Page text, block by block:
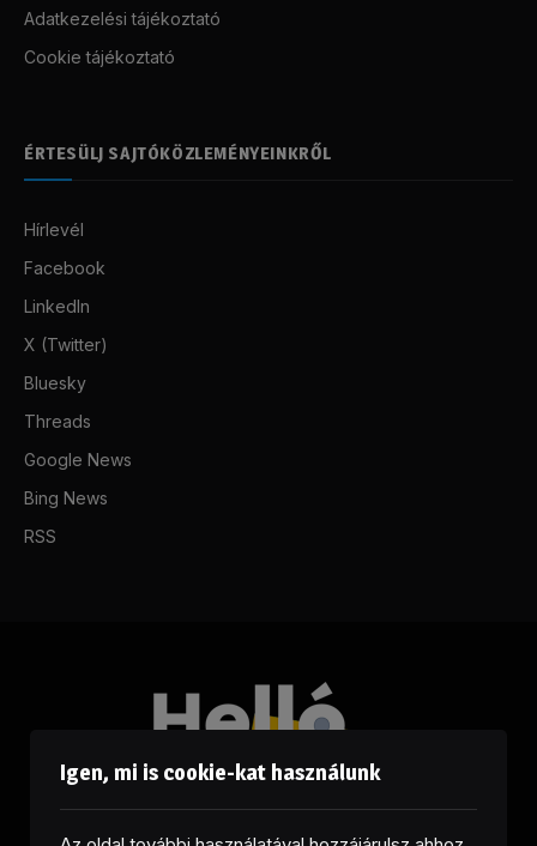
Adatkezelési tájékoztató
Cookie tájékoztató
ÉRTESÜLJ SAJTÓKÖZLEMÉNYEINKRŐL
Hírlevél
Facebook
LinkedIn
X (Twitter)
Bluesky
Threads
Google News
Bing News
RSS
Igen, mi is cookie-kat használunk